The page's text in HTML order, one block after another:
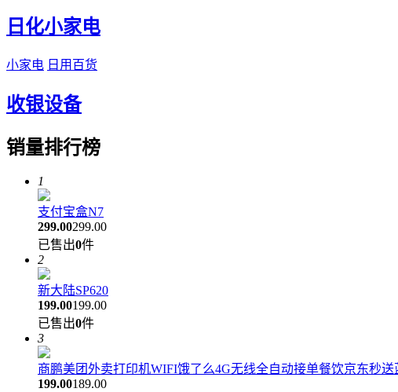
日化小家电
小家电 日用百货
收银设备
销量排行榜
1
支付宝盒N7
299.00299.00
已售出0件
2
新大陆SP620
199.00199.00
已售出0件
3
商鹏美团外卖打印机WIFI饿了么4G无线全自动接单餐饮京东秒
199.00189.00